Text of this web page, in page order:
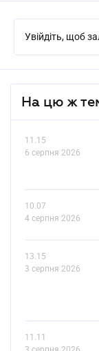
Увійдіть, щоб
На цю ж
11.15
6 серпня 2026
10.07
4 серпня 2026
13.15
3 серпня 2026
11.11